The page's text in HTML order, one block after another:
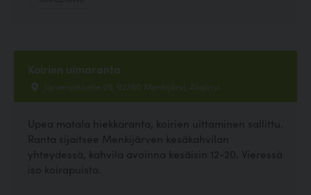
Koirien uimaranta
Järvenpääntie 26, 62760 Menkijärvi, Alajärvi
Upea matala hiekkaranta, koirien uittaminen sallittu.
Ranta sijaitsee Menkijärven kesäkahvilan
yhteydessä, kahvila avoinna kesäisin 12-20. Vieressä
iso koirapuisto.